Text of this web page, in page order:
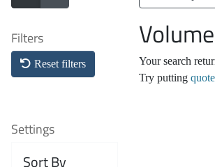
Filters
Reset filters
Settings
Sort By
Your search
Try putting